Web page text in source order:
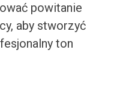
powitanie
aby stworzyć
ton